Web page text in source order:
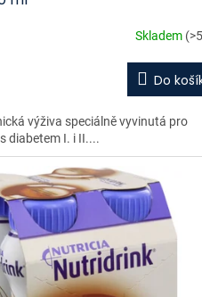
Skladem
Do
výživa speciálně vyvinutá pro
diabetem I. i II....